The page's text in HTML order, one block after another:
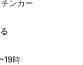
ンカー
時